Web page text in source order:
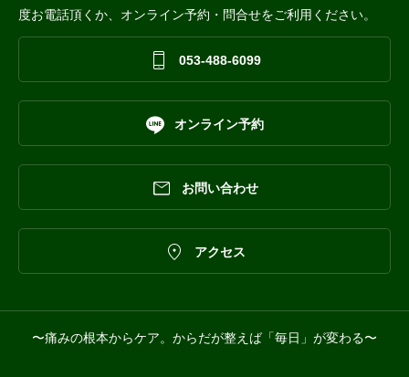
度お電話頂くか、オンライン予約・問合せをご利用ください。
 053-488-6099
 オンライン予約
 お問い合わせ
 アクセス
〜痛みの根本からケア。からだが整えば「毎日」が変わる〜